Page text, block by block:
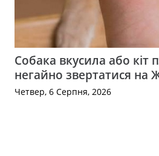
Собака вкусила або кіт
негайно звертатися
Четвер, 6 Серпня, 2026